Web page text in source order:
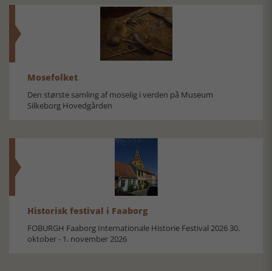
Mosefolket
Den største samling af moselig i verden på Museum
Silkeborg Hovedgården
Historisk festival i Faaborg
FOBURGH Faaborg Internationale Historie Festival 2026 30.
oktober - 1. november 2026